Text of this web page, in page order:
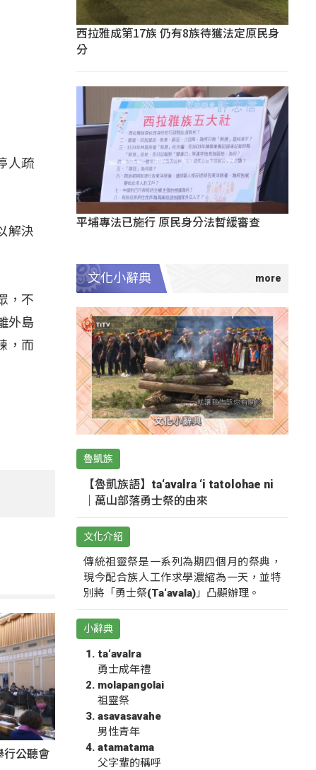
人疏
解決
，不
外島
，而
行公聽會
西拉雅成第17族 仍有8族待獲法定原民身
分
平埔專法已施行 原民身分法暫緩審查
文化小辭典
魯凱族
【魯凱族語】ta‘avalra ‘i tatolohae ni
｜萬山部落勇士祭的由來
文化介紹
傳統祖靈祭是一系列為期四個月的祭典，
現今配合族人工作求學濃縮為一天，並特
別將「勇士祭(Ta‘avala)」凸顯辦理。
小辭典
ta‘avalra
勇士成年禮
molapangolai
祖靈祭
asavasavahe
男性青年
atamatama
父字輩的稱呼